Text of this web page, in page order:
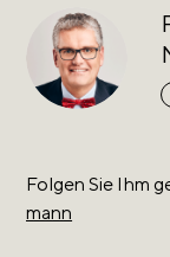
Folgen Sie Ihm
mann